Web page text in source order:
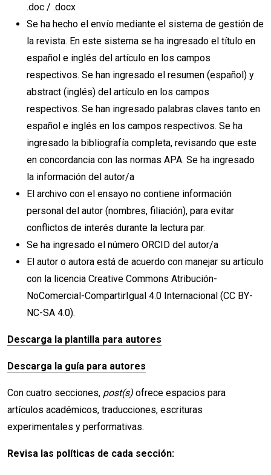
.doc / .docx
Se ha hecho el envío mediante el sistema de gestión de
la revista. En este sistema se ha ingresado el título en
español e inglés del artículo en los campos
respectivos. Se han ingresado el resumen (español) y
abstract (inglés) del artículo en los campos
respectivos. Se han ingresado palabras claves tanto en
español e inglés en los campos respectivos. Se ha
ingresado la bibliografía completa, revisando que este
en concordancia con las normas APA. Se ha ingresado
la información del autor/a
El archivo con el ensayo no contiene información
personal del autor (nombres, filiación), para evitar
conflictos de interés durante la lectura par.
Se ha ingresado el número ORCID del autor/a
El autor o autora está de acuerdo con manejar su artículo
con la licencia Creative Commons Atribución-
NoComercial-CompartirIgual 4.0 Internacional (CC BY-
NC-SA 4.0).
Descarga la plantilla para autores
Descarga la guía para autores
Con cuatro secciones, post(s) ofrece espacios para
artículos académicos, traducciones, escrituras
experimentales y performativas.
Revisa las políticas de cada sección: